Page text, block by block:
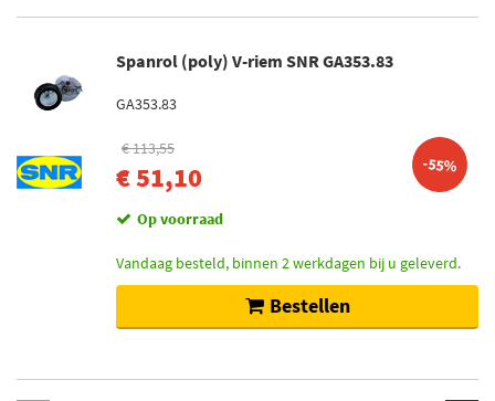
Spanrol (poly) V-riem SNR GA353.83
GA353.83
€ 113,55
€ 51,10 -55%
Op voorraad
Vandaag besteld, binnen 2 werkdagen bij u geleverd.
Bestellen